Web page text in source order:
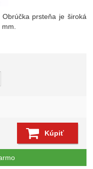
prsteňa je široká
Kúpiť